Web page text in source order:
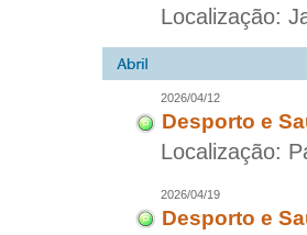
Localização:
2026/04/12
Desporto e
Localização:
2026/04/19
Desporto e